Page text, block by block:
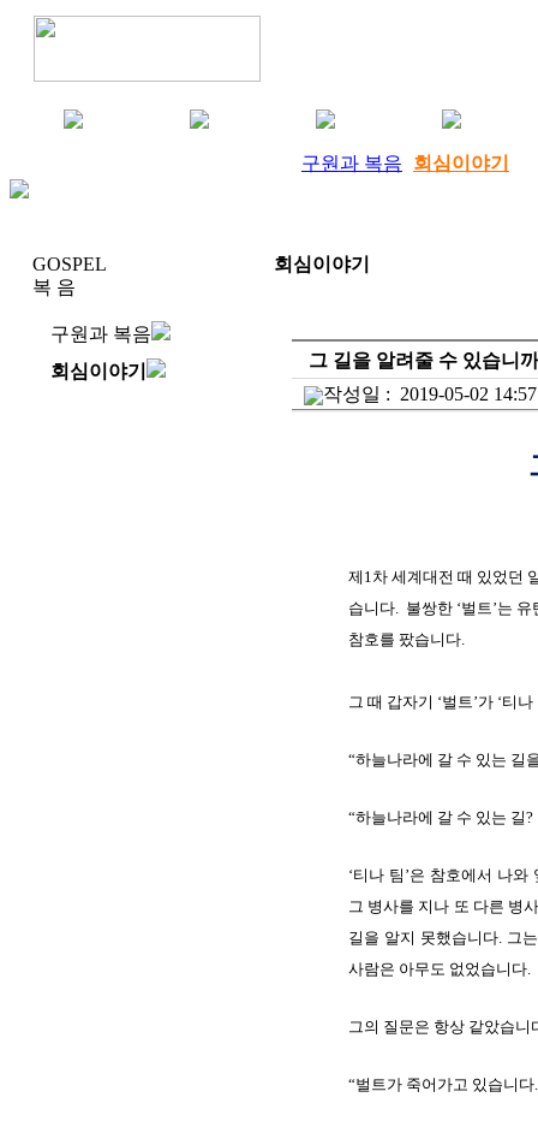
구원과 복음 회심이야기
GOSPEL
복 음
구원과 복음
회심이야기
회심이야기
그 길을 알려줄 수 있습니
작성일 : 2019-05-02 14:57
제1차 세계대전 때 있었던
습니다. 불쌍한 ‘벌트’는
참호를 팠습니다.
그 때 갑자기 ‘벌트’가 ‘티
“하늘나라에 갈 수 있는 길
“하늘나라에 갈 수 있는 길
‘티나 팀’은 참호에서 나
그 병사를 지나 또 다른 병
길을 알지 못했습니다. 그
사람은 아무도 없었습니다.
그의 질문은 항상 같았습니
“벌트가 죽어가고 있습니